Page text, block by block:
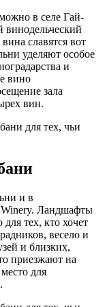
в селе Гай-
винодельческий
славятся вот
уделяют особое
и
вино
зала
вин.
и в
Winery. Ландшафты
тех, кто хочет
весело и
и близких,
приезжают на
для